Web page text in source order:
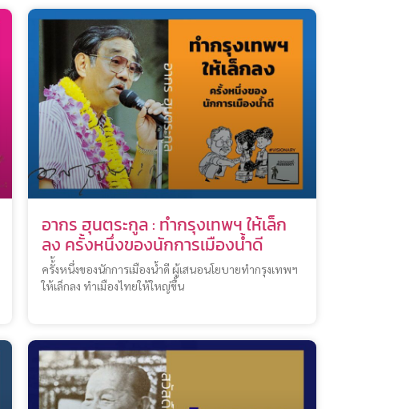
อากร ฮุนตระกูล : ทำกรุงเทพฯ ให้เล็ก
ลง ครั้งหนึ่งของนักการเมืองน้ำดี
ครั้้งหนึ่งของนักการเมืองน้ำดี ผู้เสนอนโยบายทำกรุงเทพฯ
ให้เล็กลง ทำเมืองไทยให้ใหญ่ขึ้น